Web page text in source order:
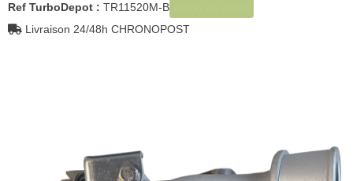
Ref TurboDepot : TR11520M-B
Livraison 24/48h CHRONOPOST